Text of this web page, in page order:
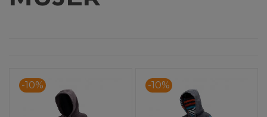
-10% -10%